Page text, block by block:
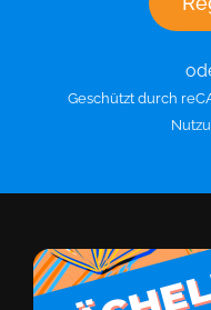
Geschützt durch